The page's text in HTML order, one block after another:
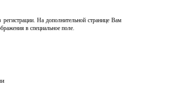
На дополнительной странице Вам
в специальное поле.